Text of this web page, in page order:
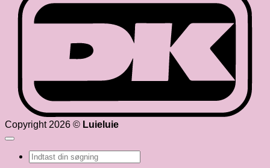
Copyright 2026 © Luieluie
Søg